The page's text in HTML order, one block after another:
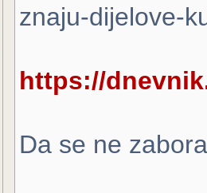
znaju-dijelove-
https://
Da se ne